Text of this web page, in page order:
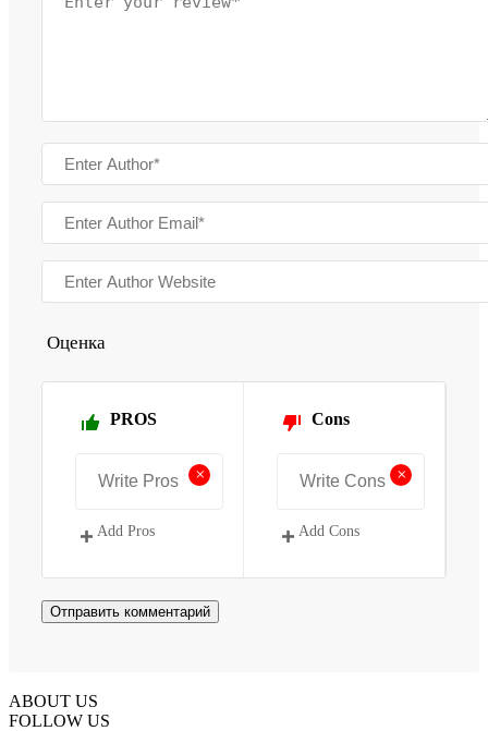
Оценка
PROS
+
Add Pros
Cons
+
Add Cons
ABOUT US
FOLLOW US